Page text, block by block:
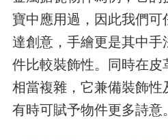
寶中應用過，因此我們
達創意，手繪更是其中
件比較裝飾性。同時在
相當複雜，它兼備裝飾
有時可賦予物件更多詩意。